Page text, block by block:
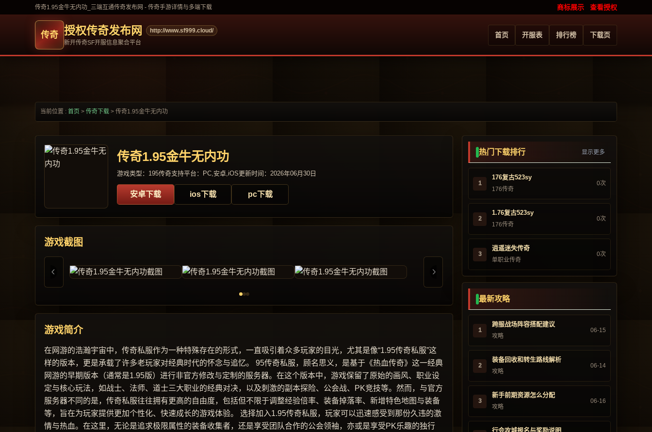
传奇1.95金牛无内功_三端互通传奇发布网 - 传奇手游详情与多端下载 商标展示 查看授权
授权传奇发布网
http://www.sf999.cloud/
新开传奇SF开服信息聚合平台
首页 开服表 排行榜 下载页
当前位置 : 首页 > 传奇下载 > 传奇1.95金牛无内功
传奇1.95金牛无内功
游戏类型：195传奇支持平台：PC,安卓,iOS更新时间：2026年06月30日
安卓下载 ios下载 pc下载
游戏截图
游戏简介
在网游的浩瀚宇宙中，传奇私服作为一种特殊存在的形式，一直吸引着众多玩家的目光，尤其是像“1.95传奇私服”这
样的版本，更是承载了许多老玩家对经典时代的怀念与追忆。 95传奇私服，顾名思义，是基于《热血传奇》这一经典
网游的早期版本（通常是1.95版）进行非官方修改与定制的服务器。在这个版本中，游戏保留了原始的画风、职业设
定与核心玩法，如战士、法师、道士三大职业的经典对决，以及刺激的副本探险、公会战、PK竞技等。然而，与官方
服务器不同的是，传奇私服往往拥有更高的自由度，包括但不限于调整经验倍率、装备掉落率、新增特色地图与装备
等，旨在为玩家提供更加个性化、快速成长的游戏体验。 选择加入1.95传奇私服，玩家可以迅速感受到那份久违的激
情与热血。在这里，无论是追求极限属性的装备收集者，还是享受团队合作的公会领袖，亦或是享受PK乐趣的独行
热门下载排行 显示更多
1
176复古523sy
176传奇
0次
2
1.76复古523sy
176传奇
0次
3
逍遥迷失传奇
单职业传奇
0次
最新攻略
1
跨服战场阵容搭配建议
攻略
06-15
2
装备回收和转生路线解析
攻略
06-14
3
新手前期资源怎么分配
攻略
06-16
行会攻城报名与奖励说明